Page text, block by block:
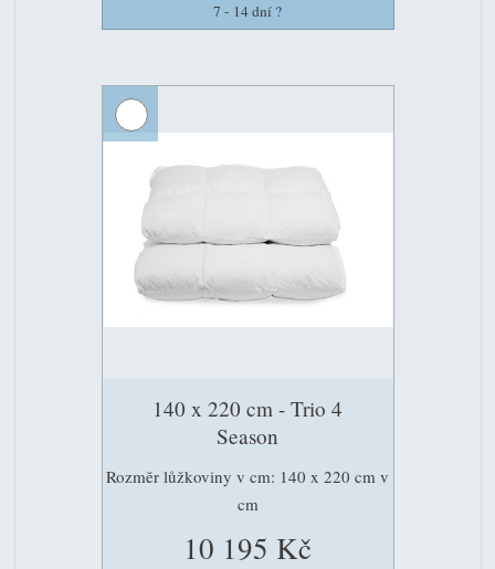
7 - 14 dní ?
140 x 220 cm - Trio 4
Season
Rozměr lůžkoviny v cm: 140 x 220 cm v
cm
10 195 Kč